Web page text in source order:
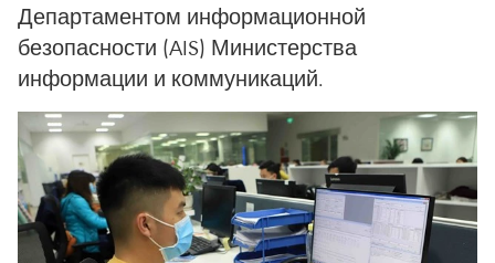
Департаментом информационной
безопасности (AIS) Министерства
информации и коммуникаций.